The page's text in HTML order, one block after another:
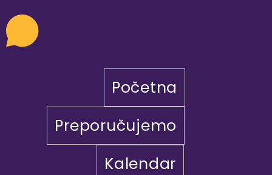
Početna
Preporučujemo
Kalendar